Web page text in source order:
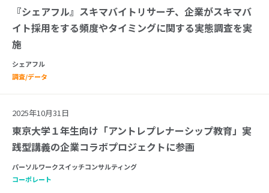
『シェアフル』スキマバイトリサーチ、企業がスキマバ
イト採用をする頻度やタイミングに関する実態調査を実
施
シェアフル
調査/データ
2025年10月31日
東京大学１年生向け「アントレプレナーシップ教育」実
践型講義の企業コラボプロジェクトに参画
パーソルワークスイッチコンサルティング
コーポレート